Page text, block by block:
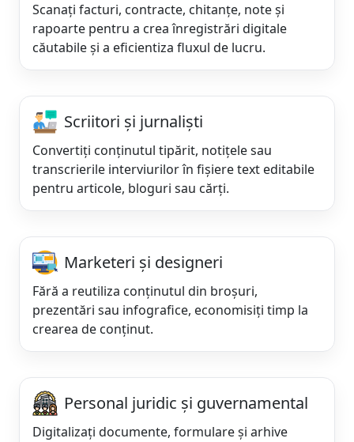
Scanați facturi, contracte, chitanțe, note și
rapoarte pentru a crea înregistrări digitale
căutabile și a eficientiza fluxul de lucru.
Scriitori și jurnaliști
Convertiți conținutul tipărit, notițele sau
transcrierile interviurilor în fișiere text editabile
pentru articole, bloguri sau cărți.
Marketeri și designeri
Fără a reutiliza conținutul din broșuri,
prezentări sau infografice, economisiți timp la
crearea de conținut.
Personal juridic și guvernamental
Digitalizați documente, formulare și arhive